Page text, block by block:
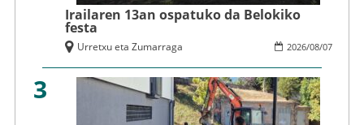
Irailaren 13an ospatuko da Belokiko
festa
2026/08/07
Urretxu eta Zumarraga
3